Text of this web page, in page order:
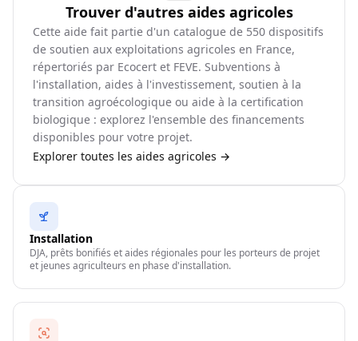
Trouver d'autres aides agricoles
Cette aide fait partie d'un catalogue de 550 dispositifs
de soutien aux exploitations agricoles en France,
répertoriés par Ecocert et FEVE. Subventions à
l'installation, aides à l'investissement, soutien à la
transition agroécologique ou aide à la certification
biologique : explorez l'ensemble des financements
disponibles pour votre projet.
Explorer toutes les aides agricoles →
Installation
DJA, prêts bonifiés et aides régionales pour les porteurs de projet
et jeunes agriculteurs en phase d'installation.